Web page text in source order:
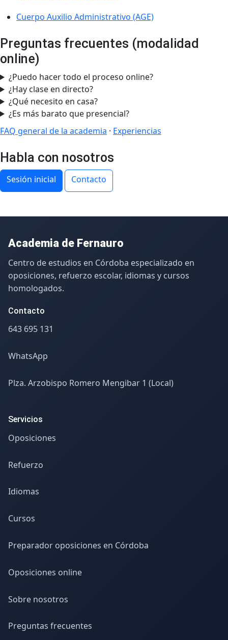
Cuerpo Auxilio Administrativo (AGE)
Preguntas frecuentes (modalidad
online)
¿Puedo hacer todo el proceso online?
¿Hay clase en directo?
¿Qué necesito en casa?
¿Es más barato que presencial?
FAQ general de la academia · Experiencias
Habla con nosotros
Sesión inicial Contacto
Academia de Fernauro
Centro de estudios en Córdoba especializado en
oposiciones, refuerzo escolar, idiomas y cursos
homologados.
Contacto
643 695 131
WhatsApp
Plza. Arzobispo Romero Mengibar 1 (Local)
Servicios
Oposiciones
Refuerzo
Idiomas
Cursos
Preparador oposiciones en Córdoba
Oposiciones online
Sobre nosotros
Preguntas frecuentes